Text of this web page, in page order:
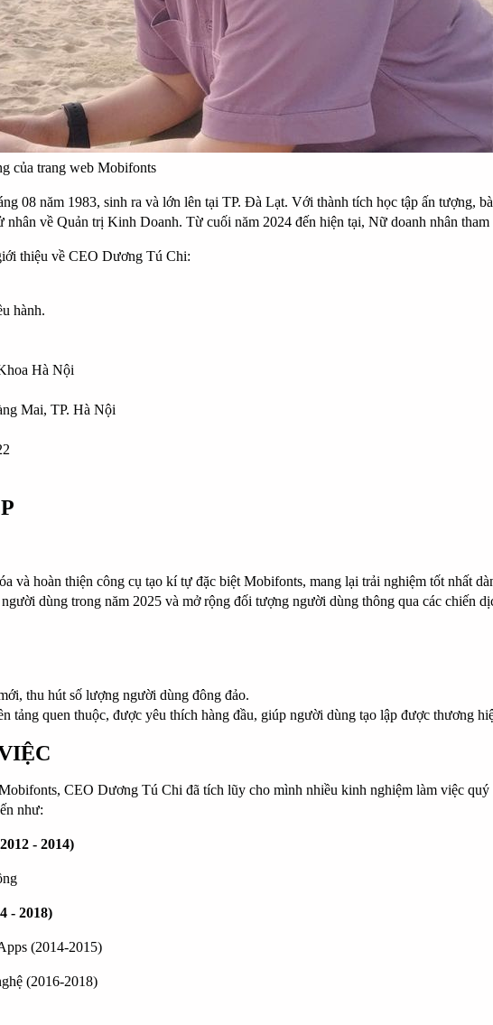
của trang web Mobifonts
08 năm 1983, sinh ra và lớn lên tại TP. Đà Lạt. Với thành tích học tập ấn tượng,
về Quản trị Kinh Doanh. Từ cuối năm 2024 đến hiện tại, Nữ doanh nhân
thiệu về CEO Dương Tú Chi:
hành.
Hà Nội
Mai, TP. Hà Nội
và hoàn thiện công cụ tạo kí tự đặc biệt Mobifonts, mang lại trải nghiệm tốt nhất
dùng trong năm 2025 và mở rộng đối tượng người dùng thông qua các chiến
thu hút số lượng người dùng đông đảo.
tảng quen thuộc, được yêu thích hàng đầu, giúp người dùng tạo lập được thương
CEO Dương Tú Chi đã tích lũy cho mình nhiều kinh nghiệm làm việc
như:
- 2014)
- 2018)
(2014-2015)
(2016-2018)